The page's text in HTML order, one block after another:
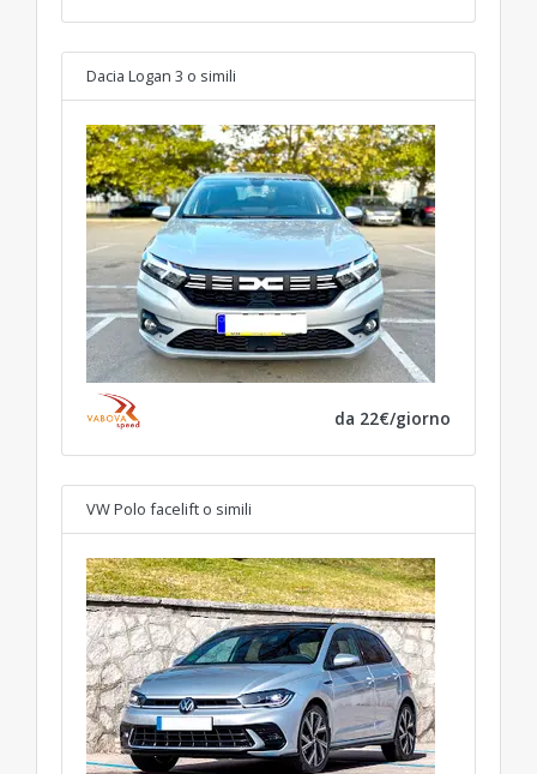
Dacia Logan 3 o simili
da 22€/giorno
VW Polo facelift o simili